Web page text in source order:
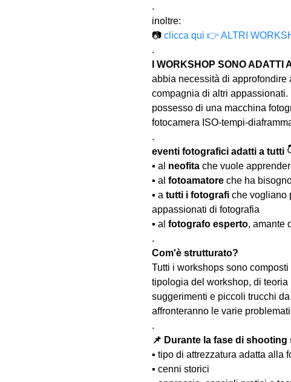
.
inoltre:
📷 clicca qui 👉 ALTRI
.
I WORKSHOP SONO ADATTI
abbia necessità di approfondire
compagnia di altri appassionati.
possesso di una macchina
fotocamera ISO-tempi-
.
eventi fotografici adatti a tutti
▪️ al neofita che vuole
▪️ al fotoamatore che ha
▪️ a tutti i fotografi che vogliano
appassionati di fotografia
▪️ al fotografo esperto, amante
.
Com'è strutturato?
Tutti i workshops sono composti
tipologia del workshop, di
suggerimenti e piccoli trucchi
affronteranno le varie
.
📌 Durante la fase di
▪️ tipo di attrezzatura adatta alla
▪️ cenni storici